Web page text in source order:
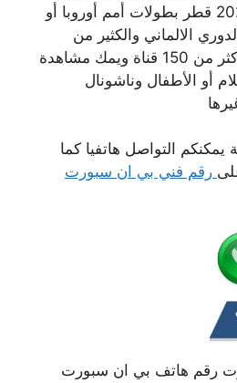
2022 قطر بطولات أمم أوروبا أو
الالماني والكثير من
الأحداث الرياضية عبر اكثر من 150 قناة ويمك مشاهدة
أو الأطفال وناشونال
التواصل هاتفيا كما
رقم فني بي ان سبورت
رقم هاتف بي ان سبورت